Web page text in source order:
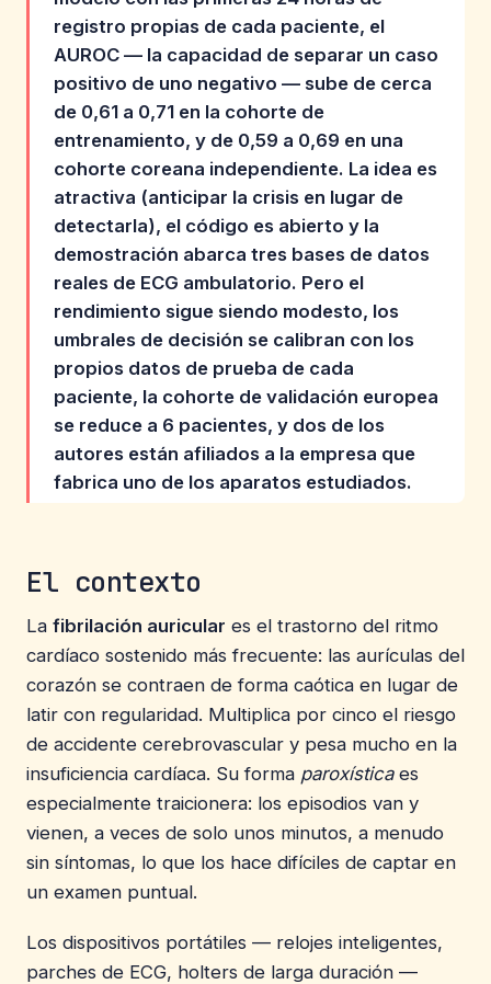
registro propias de cada paciente, el
AUROC — la capacidad de separar un caso
positivo de uno negativo — sube de cerca
de 0,61 a 0,71 en la cohorte de
entrenamiento, y de 0,59 a 0,69 en una
cohorte coreana independiente. La idea es
atractiva (anticipar la crisis en lugar de
detectarla), el código es abierto y la
demostración abarca tres bases de datos
reales de ECG ambulatorio. Pero el
rendimiento sigue siendo modesto, los
umbrales de decisión se calibran con los
propios datos de prueba de cada
paciente, la cohorte de validación europea
se reduce a 6 pacientes, y dos de los
autores están afiliados a la empresa que
fabrica uno de los aparatos estudiados.
El contexto
La fibrilación auricular es el trastorno del ritmo
cardíaco sostenido más frecuente: las aurículas del
corazón se contraen de forma caótica en lugar de
latir con regularidad. Multiplica por cinco el riesgo
de accidente cerebrovascular y pesa mucho en la
insuficiencia cardíaca. Su forma paroxísticaes
especialmente traicionera: los episodios van y
vienen, a veces de solo unos minutos, a menudo
sin síntomas, lo que los hace difíciles de captar en
un examen puntual.
Los dispositivos portátiles — relojes inteligentes,
parches de ECG, holters de larga duración —